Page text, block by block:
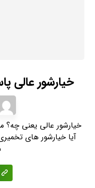
خیارشور عالی
خیارشور عالی یعنی چه؟
آیا خیارشور های